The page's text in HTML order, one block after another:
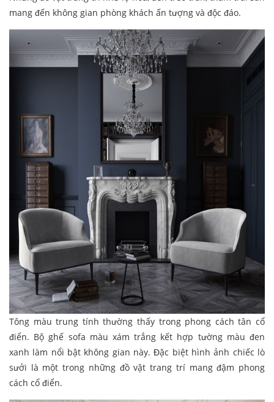
mang đến không gian phòng khách ấn tượng và độc đáo.
Tông màu trung tính thường thấy trong phong cách tân cổ
điển. Bộ ghế sofa màu xám trắng kết hợp tường màu đen
xanh làm nổi bật không gian này. Đặc biệt hình ảnh chiếc lò
sưởi là một trong những đồ vật trang trí mang đậm phong
cách cổ điển.